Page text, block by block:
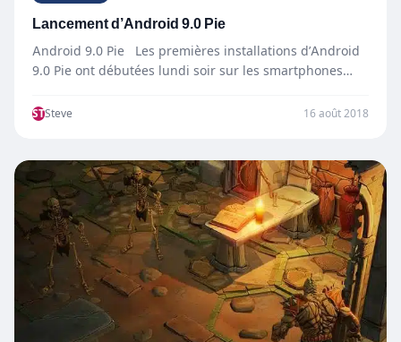
Lancement d’Android 9.0 Pie
Android 9.0 Pie Les premières installations d’Android
9.0 Pie ont débutées lundi soir sur les smartphones
STSteve 16 août 2018